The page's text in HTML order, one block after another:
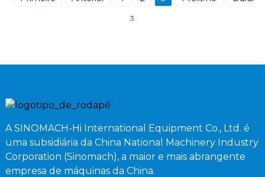
3
A SINOMACH-Hi International Equipment Co., Ltd. é
uma subsidiária da China National Machinery Industry
Corporation (Sinomach), a maior e mais abrangente
empresa de máquinas da China.